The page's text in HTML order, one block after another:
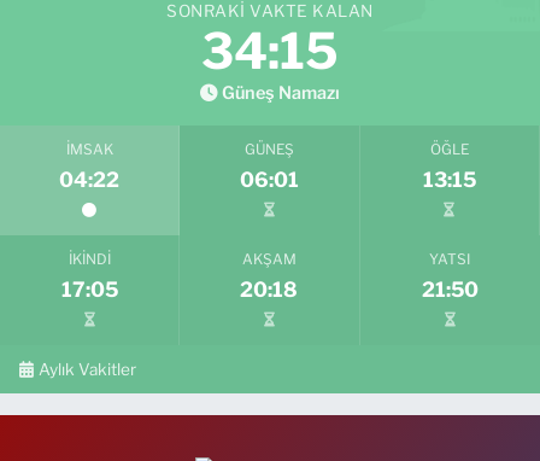
SONRAKI VAKTE KALAN
34:14
Güneş Namazı
İMSAK
04:22
GÜNEŞ
06:01
ÖĞLE
13:15
İKINDI
17:05
AKŞAM
20:18
YATSI
21:50
Aylık Vakitler